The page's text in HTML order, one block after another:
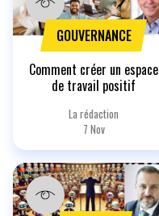
GOUVERNANCE
Comment créer un espace
de travail positif
La rédaction
7 Nov